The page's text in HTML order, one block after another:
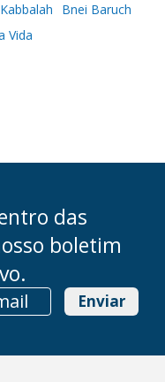
Bnei Baruch
Vida
das
boletim
Enviar